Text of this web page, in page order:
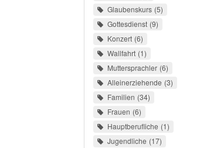
Glaubenskurs 5
Gottesdienst 9
Konzert 6
Wallfahrt 1
Muttersprachler 6
Alleinerziehende 3
Familien 34
Frauen 6
Hauptberufliche 1
Jugendliche 17